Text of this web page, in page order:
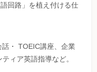
回路」を植え付ける仕
・ TOEIC講座、企業
ィア英語指導など。